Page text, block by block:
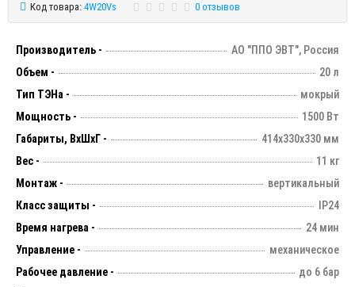
Код товара: 4W20Vs 0 отзывов
Производитель -
АО "ППО ЭВТ", Россия
Объем -
20 л
Тип ТЭНа -
мокрый
Мощность -
1500 Вт
Габариты, ВхШхГ -
414х330х330 мм
Вес -
11 кг
Монтаж -
вертикальный
Класс защиты -
IP24
Время нагрева -
24 мин
Управление -
механическое
Рабочее давление -
до 6 бар